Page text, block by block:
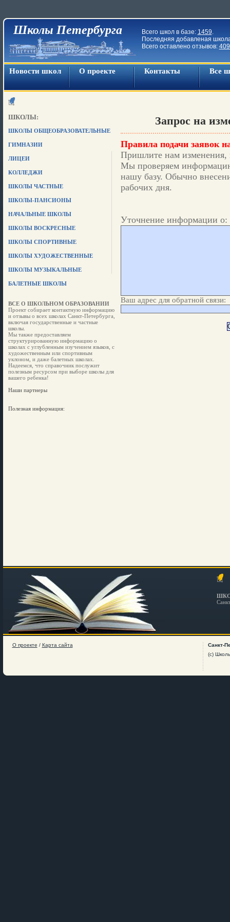
Школы Петербурга Всего школ в базе: 1459.
Последняя добавленая
Всего оставлено отзывов:
Новости школ О проекте Контакты Все
ШКОЛЫ:
ШКОЛЫ ОБЩЕОБРАЗОВАТЕЛЬНЫЕ
ГИМНАЗИИ
ЛИЦЕИ
КОЛЛЕДЖИ
ШКОЛЫ ЧАСТНЫЕ
ШКОЛЫ-ПАНСИОНЫ
НАЧАЛЬНЫЕ ШКОЛЫ
ШКОЛЫ ВОСКРЕСНЫЕ
ШКОЛЫ СПОРТИВНЫЕ
ШКОЛЫ ХУДОЖЕСТВЕННЫЕ
ШКОЛЫ МУЗЫКАЛЬНЫЕ
БАЛЕТНЫЕ ШКОЛЫ
ВСЕ О ШКОЛЬНОМ ОБРАЗОВАНИИ
Проект собирает контактную информацию
и отзывы о всех школах Санкт-Петербурга,
включая государственные и частные
школы.
Мы также предоставляем
структурированную информацию о
школах с углубленным изучением языков, с
художественным или спортивным
уклоном, и даже балетных школах.
Надеемся, что справочник послужит
полезным ресурсом при выборе школы для
вашего ребенка!
Наши партнеры
Полезная информация:
Запрос на
Правила подачи заявок
Пришлите нам изменения,
Мы проверяем
нашу базу. Обычно
рабочих дня.
Уточнение информации о:
Ваш адрес для обратной связи:
О проекте / Карта сайта
Санкт-
(c)